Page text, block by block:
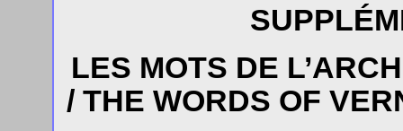
LES MOTS DE
/ THE WORDS OF